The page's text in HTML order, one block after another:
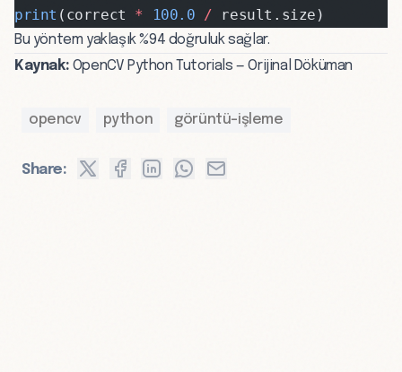
print (correct * 100.0 / result.size)
Bu yöntem yaklaşık %94 doğruluk sağlar.
Kaynak: OpenCV Python Tutorials — Orijinal Döküman
opencv python görüntü-işleme
Share: